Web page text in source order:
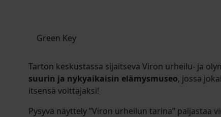
Green Key
Tarton keskustassa sijaitseva Viron urheilu- ja
suurin ja nykyaikaisin elämysmuseo, jossa
itsensä voittajaksi!
Pysyvä näyttely ”Viron urheilun tarina” paljastaa